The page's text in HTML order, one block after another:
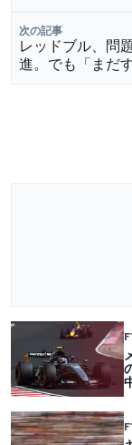
次の記事
レッドブル、問
進。でも「まだ